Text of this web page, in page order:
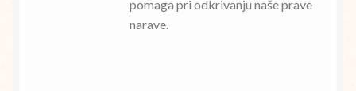
pomaga pri odkrivanju naše prave
narave.